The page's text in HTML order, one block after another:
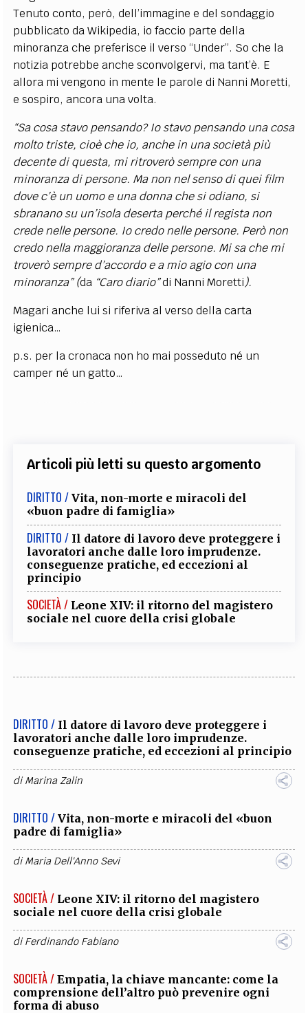
Tenuto conto, però, dell’immagine e del sondaggio
pubblicato da Wikipedia, io faccio parte della
minoranza che preferisce il verso “Under”. So che la
notizia potrebbe anche sconvolgervi, ma tant’è. E
allora mi vengono in mente le parole di Nanni Moretti,
e sospiro, ancora una volta.
“Sa cosa stavo pensando? Io stavo pensando una cosa
molto triste, cioè che io, anche in una società più
decente di questa, mi ritroverò sempre con una
minoranza di persone. Ma non nel senso di quei film
dove c’è un uomo e una donna che si odiano, si
sbranano su un’isola deserta perché il regista non
crede nelle persone. Io credo nelle persone. Però non
credo nella maggioranza delle persone. Mi sa che mi
troverò sempre d’accordo e a mio agio con una
minoranza” (da “Caro diario”di Nanni Moretti).
Magari anche lui si riferiva al verso della carta
igienica…
p.s. per la cronaca non ho mai posseduto né un
camper né un gatto…
Articoli più letti su questo argomento
DIRITTO / Vita, non-morte e miracoli del
«buon padre di famiglia»
DIRITTO / Il datore di lavoro deve proteggere i
lavoratori anche dalle loro imprudenze.
conseguenze pratiche, ed eccezioni al
principio
SOCIETÀ / Leone XIV: il ritorno del magistero
sociale nel cuore della crisi globale
DIRITTO / Il datore di lavoro deve proteggere i
lavoratori anche dalle loro imprudenze.
conseguenze pratiche, ed eccezioni al principio
diMarina Zalin
DIRITTO / Vita, non-morte e miracoli del «buon
padre di famiglia»
diMaria Dell'Anno Sevi
SOCIETÀ / Leone XIV: il ritorno del magistero
sociale nel cuore della crisi globale
diFerdinando Fabiano
SOCIETÀ / Empatia, la chiave mancante: come la
comprensione dell’altro può prevenire ogni
forma di abuso